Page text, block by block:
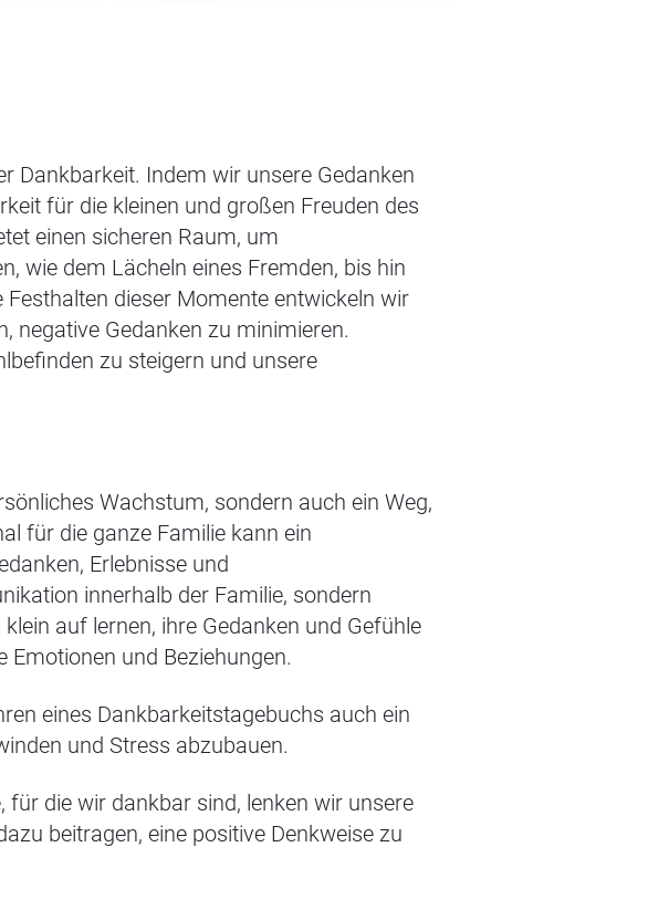
Dankbarkeit. Indem wir unsere Gedanken
für die kleinen und großen Freuden des
einen sicheren Raum, um
wie dem Lächeln eines Fremden, bis hin
dieser Momente entwickeln wir
negative Gedanken zu minimieren.
zu steigern und unsere
Wachstum, sondern auch ein Weg,
für die ganze Familie kann ein
Erlebnisse und
innerhalb der Familie, sondern
auf lernen, ihre Gedanken und Gefühle
und Beziehungen.
eines Dankbarkeitstagebuchs auch ein
und Stress abzubauen.
für die wir dankbar sind, lenken wir unsere
beitragen, eine positive Denkweise zu